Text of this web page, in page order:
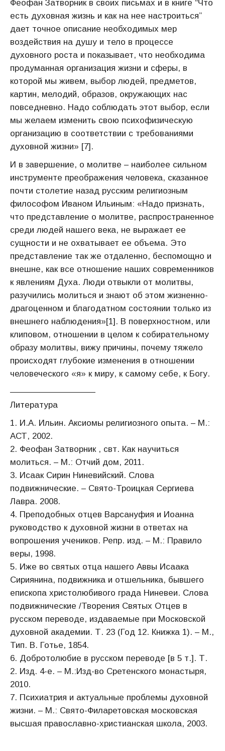
Феофан Затворник в своих письмах и в книге “Что
есть духовная жизнь и как на нее настроиться”
дает точное описание необходимых мер
воздействия на душу и тело в процессе
духовного роста и показывает, что необходима
продуманная организация жизни и сферы, в
которой мы живем, выбор людей, предметов,
картин, мелодий, образов, окружающих нас
повседневно. Надо соблюдать этот выбор, если
мы желаем изменить свою психофизическую
организацию в соответствии с требованиями
духовной жизни» [7].
И в завершение, о молитве – наиболее сильном
инструменте преображения человека, сказанное
почти столетие назад русским религиозным
философом Иваном Ильиным: «Надо признать,
что представление о молитве, распространенное
среди людей нашего века, не выражает ее
сущности и не охватывает ее объема. Это
представление так же отдаленно, беспомощно и
внешне, как все отношение наших современников
к явлениям Духа. Люди отвыкли от молитвы,
разучились молиться и знают об этом жизненно-
драгоценном и благодатном состоянии только из
внешнего наблюдения»[1]. В поверхностном, или
клиповом, отношении в целом к собирательному
образу молитвы, вижу причины, почему тяжело
происходят глубокие изменения в отношении
человеческого «я» к миру, к самому себе, к Богу.
——————————
Литература
1. И.А. Ильин. Аксиомы религиозного опыта. – М.:
АСТ, 2002.
2. Феофан Затворник , свт. Как научиться
молиться. – М.: Отчий дом, 2011.
3. Исаак Сирин Ниневийский. Слова
подвижнические. – Свято-Троицкая Сергиева
Лавра. 2008.
4. Преподобных отцев Варсануфия и Иоанна
руководство к духовной жизни в ответах на
вопрошения учеников. Репр. изд. – М.: Правило
веры, 1998.
5. Иже во святых отца нашего Аввы Исаака
Сириянина, подвижника и отшельника, бывшего
епископа христолюбивого града Ниневеи. Слова
подвижнические /Творения Святых Отцев в
русском переводе, издаваемые при Московской
духовной академии. Т. 23 (Год 12. Книжка 1). – М.,
Тип. В. Готье, 1854.
6. Добротолюбие в русском переводе [в 5 т.]. Т.
2. Изд. 4-е. – М.:Изд-во Сретенского монастыря,
2010.
7. Психиатрия и актуальные проблемы духовной
жизни. – М.: Свято-Филаретовская московская
высшая православно-христианская школа, 2003.